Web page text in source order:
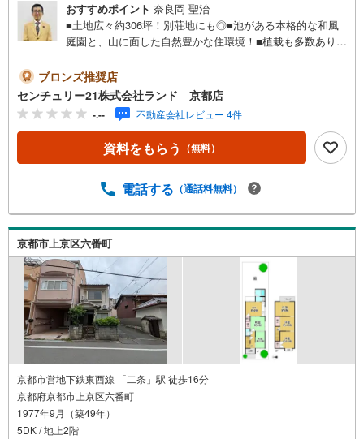
おすすめポイント 奈良岡 聖治
■土地広々約306坪！別荘地にも◎■池がある本格的な和風
庭園と、山に面した自然豊かな住環境！■植栽も多数あり、
徒歩約1分！物件に関するお問い合わせは（株）ランド 京
都店までお気軽にお問い合わせくださいませ！＜センチュ
リー21ランドについて＞●センチュリー21ランド京都店
は・・・ お客様のご希望をお客様の目線でご満足いただ
けるお住いを全力でお探し致します！●購入・売却・ローン
のご相談など、些細なことでもお気軽にご相談下さいま
「出町柳」駅 徒歩約6分○京都市営地下鉄烏丸線 「今出
日定休日※祝日は営業）事前にご連絡いただけますと、スム
ーズにご案内が可能です。ご連絡お待ちしております！
ブロンズ推奨店
センチュリー21株式会社ランド 京都店
-.-- 不動産会社レビュー 4件
資料をもらう （無料）
電話する （通話料無料）
京都市上京区六番町
京都市営地下鉄東西線 「二条」駅 徒歩16分
京都府京都市上京区六番町
1977年9月（築49年）
5DK / 地上2階